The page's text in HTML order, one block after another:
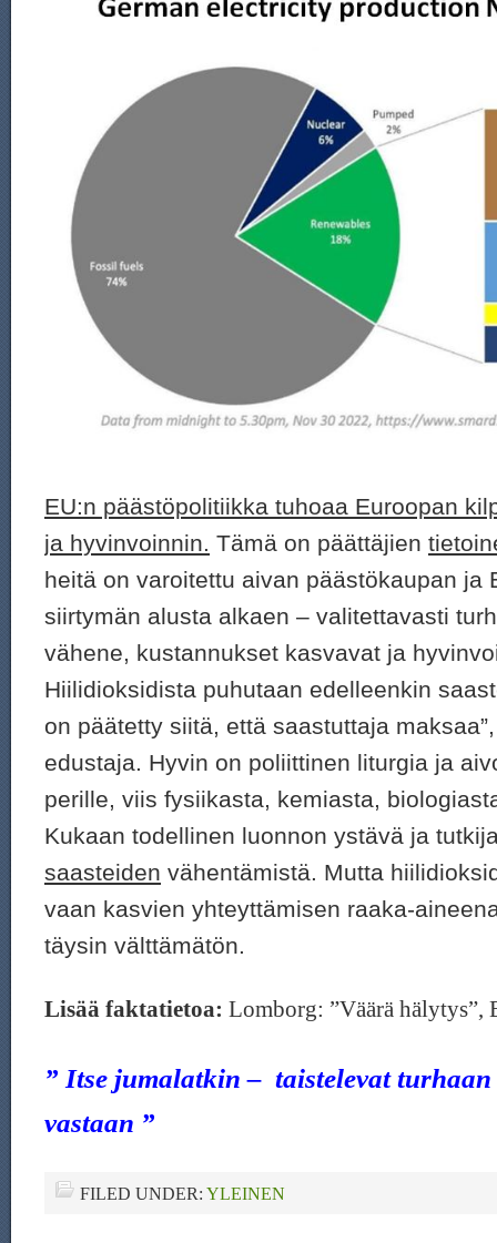
EU:n päästöpolitiikka tuhoaa Euroopan
ja hyvinvoinnin. Tämä on päättäjien
heitä on varoitettu aivan päästökaupan ja
siirtymän alusta alkaen – valitettavasti
vähene, kustannukset kasvavat ja
Hiilidioksidista puhutaan edelleenkin
on päätetty siitä, että saastuttaja
edustaja. Hyvin on poliittinen liturgia ja
perille, viis fysiikasta, kemiasta,
Kukaan todellinen luonnon ystävä ja
saasteiden vähentämistä. Mutta
vaan kasvien yhteyttämisen raaka-
täysin välttämätön.
Lisää faktatietoa: Lomborg: ”Väärä hälytys”,
” Itse jumalatkin – taistelevat
vastaan ”
FILED UNDER: YLEINEN